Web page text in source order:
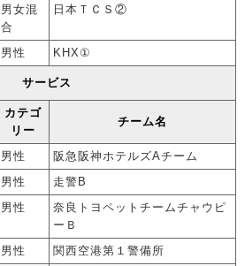
男女混
合
日本ＴＣＳ②
男性 KHX①
サービス
カテゴ
リー
チーム名
男性
阪急阪神ホテルズAチーム
男性 走警B
男性
奈良トヨペットチームチャウピ
ーＢ
男性
関西空港第１警備所